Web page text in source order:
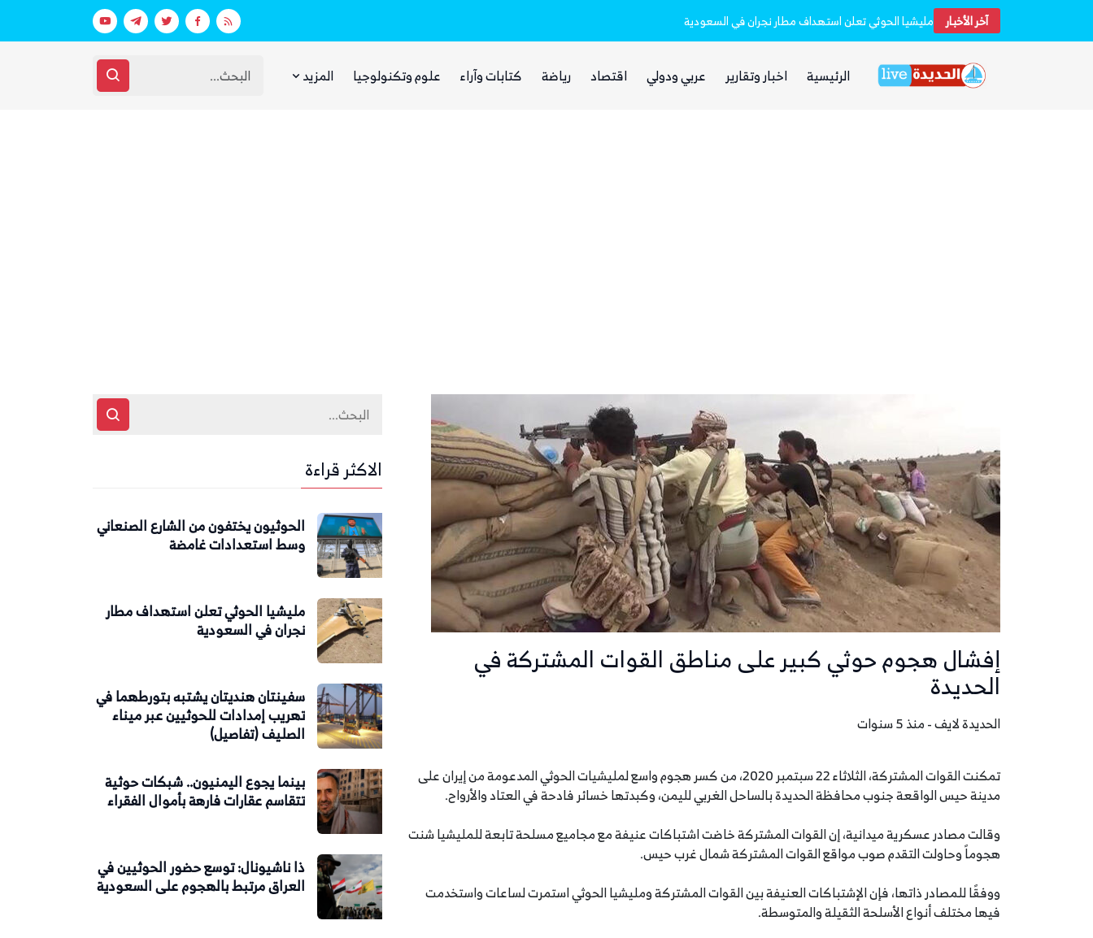
آخر الأخبار مليشيا الحوثي تعلن استهداف مطار نجران في السعودية ذا ناشيونال: توسع حضور الحوثيين في العراق مرتبط بالهجوم على السعودية الحوثيون يختفون من الشارع
الرئيسية اخبار وتقارير عربي ودولي اقتصاد رياضة كتابات وآراء علوم وتكنولوجيا المزيد
إفشال هجوم حوثي كبير على مناطق القوات المشتركة في
الحديدة
الحديدة لايف - منذ 5 سنوات
تمكنت القوات المشتركة، الثلاثاء 22 سبتمبر 2020، من كسر هجوم واسع لمليشيات الحوثي المدعومة من إيران على
مدينة حيس الواقعة جنوب محافظة الحديدة بالساحل الغربي لليمن، وكبدتها خسائر فادحة في العتاد والأرواح.
وقالت مصادر عسكرية ميدانية، إن القوات المشتركة خاضت اشتباكات عنيفة مع مجاميع مسلحة تابعة للمليشيا شنت
هجوماً وحاولت التقدم صوب مواقع القوات المشتركة شمال غرب حيس.
ووفقًا للمصادر ذاتها، فإن الإشتباكات العنيفة بين القوات المشتركة ومليشيا الحوثي استمرت لساعات واستخدمت
فيها مختلف أنواع الأسلحة الثقيلة والمتوسطة.
الاكثر قراءة
الحوثيون يختفون من الشارع الصنعاني
وسط استعدادات غامضة
مليشيا الحوثي تعلن استهداف مطار
نجران في السعودية
سفينتان هنديتان يشتبه بتورطهما في
تهريب إمدادات للحوثيين عبر ميناء
الصليف (تفاصيل)
بينما يجوع اليمنيون.. شبكات حوثية
تتقاسم عقارات فارهة بأموال الفقراء
ذا ناشيونال: توسع حضور الحوثيين في
العراق مرتبط بالهجوم على السعودية